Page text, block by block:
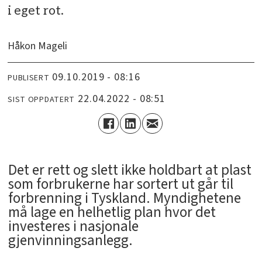
i eget rot.
Håkon Mageli
PUBLISERT 09.10.2019 - 08:16
SIST OPPDATERT 22.04.2022 - 08:51
Det er rett og slett ikke holdbart at plast
som forbrukerne har sortert ut går til
forbrenning i Tyskland. Myndighetene
må lage en helhetlig plan hvor det
investeres i nasjonale
gjenvinningsanlegg.